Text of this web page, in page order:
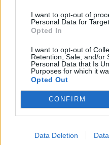
I want to opt-out of
Personal Data for
Opted In
I want to opt-out of
Retention, Sale, and/or
Personal Data that Is
Purposes for which it
Opted Out
CONFIRM
Data Deletion
- Η «ακτινογραφία» της
τραπεζών το α΄ εξάμηνο
Ισπανία – Ιταλία:
το μεταναστευτικό με
ελέγχους
09/08/2026 - 10:29 ΚΟΣΜΟΣ
Αλ. Τσίπρας: Στις 2
οικονομικού
Θεσσαλονίκη